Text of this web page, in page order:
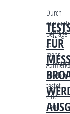
Durch
markierte
Beiträge
zu
mehr
testet
eine
neue
FÜR